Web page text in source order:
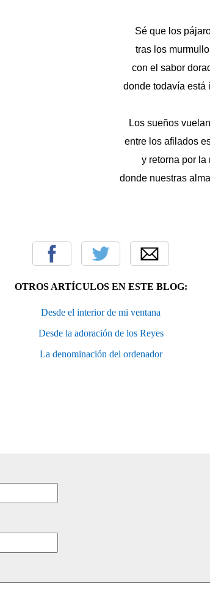
Sé que los
tras los
con el sabor
donde todavía está
Los sueños
entre los afilados
y retorna por la
donde nuestras
OTROS ARTÍCULOS EN ESTE BLOG:
Desde el interior de mi ventana
Desde la adoración de los Reyes
La denominación del ordenador